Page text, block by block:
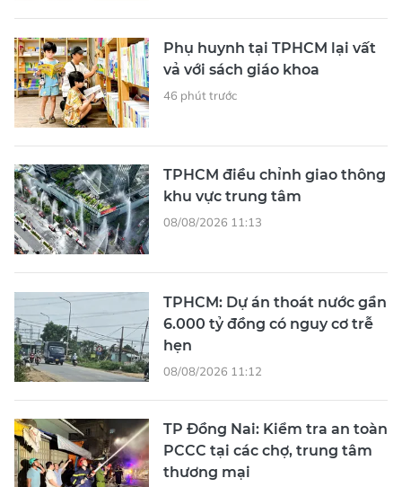
Phụ huynh tại TPHCM lại vất
vả với sách giáo khoa
46 phút trước
TPHCM điều chỉnh giao thông
khu vực trung tâm
08/08/2026 11:13
TPHCM: Dự án thoát nước gần
6.000 tỷ đồng có nguy cơ trễ
hẹn
08/08/2026 11:12
TP Đồng Nai: Kiểm tra an toàn
PCCC tại các chợ, trung tâm
thương mại